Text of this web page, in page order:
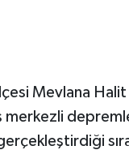
Mevlana
merkezli
gerçekleştirdiği